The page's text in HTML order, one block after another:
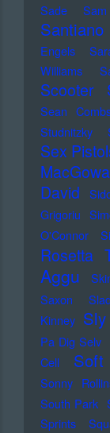
Sade
Santiano
Engels
Williams
Scooter
Sean
Studnitzky
Sex
David
Grigoriu
O'Connor
Rosetta
Aggu
Saxon
Kinney
Pa Dig Selv
Cell
Soft
Sonny
South Park
Sprints